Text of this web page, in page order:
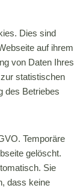
Dies sind
auf ihrem
von Daten Ihres
statistischen
des Betriebes
Temporäre
gelöscht.
Sie
dass keine